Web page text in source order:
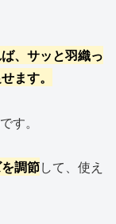
、サッと羽織っ
ます。
す。
調節して、使え